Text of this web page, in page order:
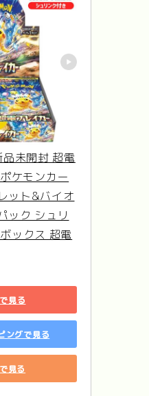
未開封 超電
ケモンカー
ット&バイオ
ック シュリ
ックス 超電
見る
ングで見る
見る